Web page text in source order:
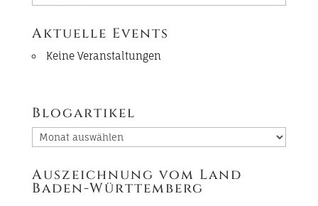
Aktuelle Events
Keine Veranstaltungen
Blogartikel
Blogartikel
Auszeichnung vom Land
Baden-Württemberg